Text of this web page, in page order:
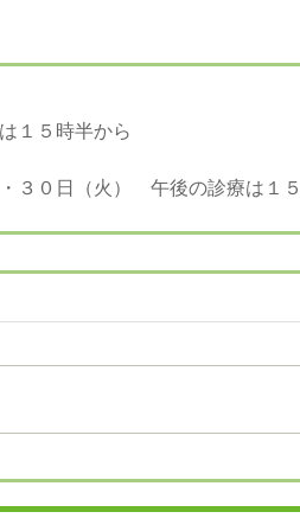
１５時半から
３０日（火）　午後の診療は１